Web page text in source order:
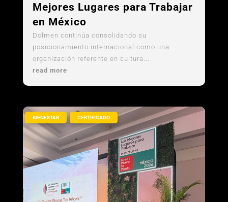
Mejores Lugares para Trabajar
en México
Dolmen continúa consolidando su
posicionamiento internacional como una
organización referente en cultura...
read more
BIENESTAR CERTIFICADO